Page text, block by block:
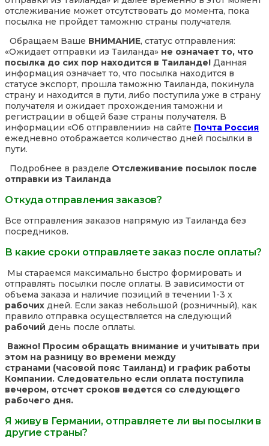
отслеживание может отсутствовать до момента, пока
посылка не пройдет таможню страны получателя.
Обращаем Ваше ВНИМАНИЕ, статус отправления:
«Ожидает отправки из Таиланда» не означает то, что
посылка до сих пор находится в Таиланде! Данная
информация означает то, что посылка находится в
статусе экспорт, прошла таможню Таиланда, покинула
страну и находится в пути, либо поступила уже в страну
получателя и ожидает прохождения таможни и
регистрации в общей базе страны получателя. В
информации «Об отправлении» на сайте Почта Россия
ежедневно отображается количество дней посылки в
пути.
Подробнее в разделе Отслеживание посылок после
отправки из Таиланда
Откуда отправления заказов?
Все отправления заказов напрямую из Таиланда без
посредников.
В какие сроки отправляете заказ после оплаты?
Мы стараемся максимально быстро формировать и
отправлять посылки после оплаты. В зависимости от
объема заказа и наличие позиций в течении 1-3 х
рабочих дней. Если заказ небольшой (розничный), как
правило отправка осуществляется на следующий
рабочий день после оплаты.
Важно! Просим обращать внимание и учитывать при
этом на разницу во времени между
странами (часовой пояс Таиланд) и график работы
Компании. Следовательно если оплата поступила
вечером, отсчет сроков ведется со следующего
рабочего дня.
Я живу в Германии, отправляете ли вы посылки в
другие страны?